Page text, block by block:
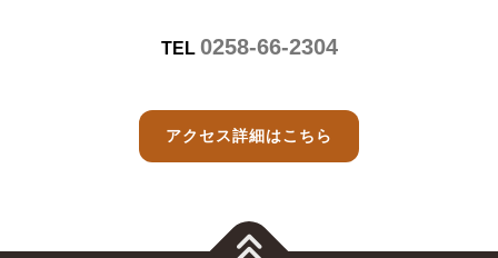
TEL 0258-66-2304
アクセス詳細はこちら